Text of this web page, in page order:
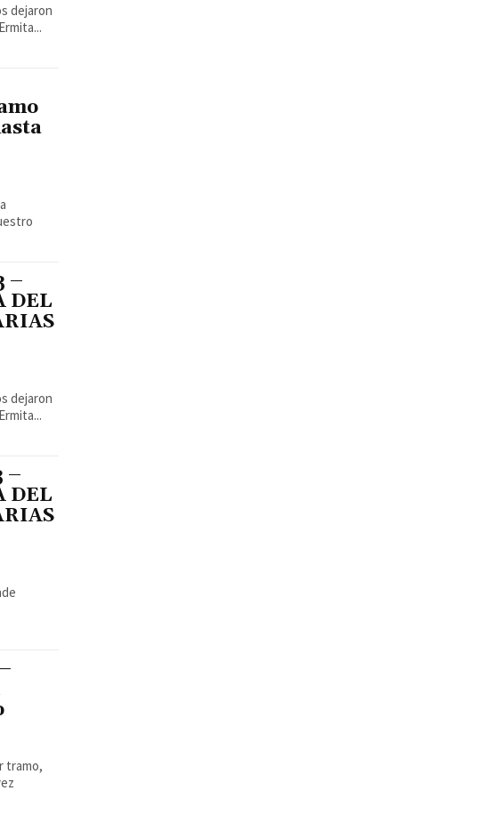
dejaron
–
DEL
dejaron
–
DEL
tramo,